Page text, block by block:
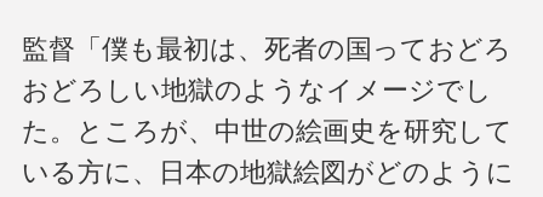
監督「僕も最初は、死者の国っておどろ
おどろしい地獄のようなイメージでし
た。ところが、中世の絵画史を研究して
いる方に、日本の地獄絵図がどのように